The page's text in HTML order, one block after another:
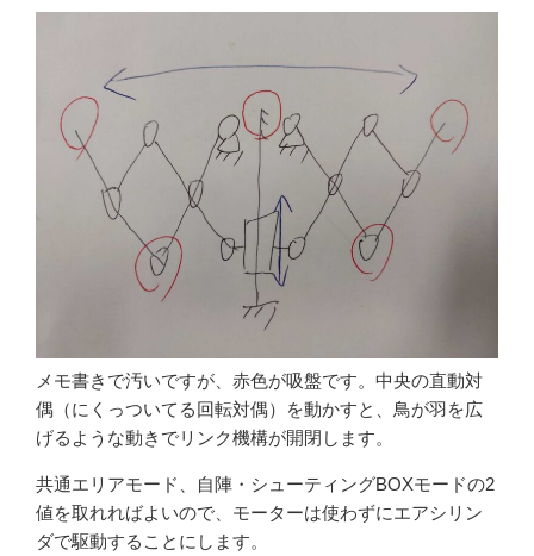
メモ書きで汚いですが、赤色が吸盤です。中央の直動対
偶（にくっついてる回転対偶）を動かすと、鳥が羽を広
げるような動きでリンク機構が開閉します。
共通エリアモード、自陣・シューティングBOXモードの2
値を取れればよいので、モーターは使わずにエアシリン
ダで駆動することにします。